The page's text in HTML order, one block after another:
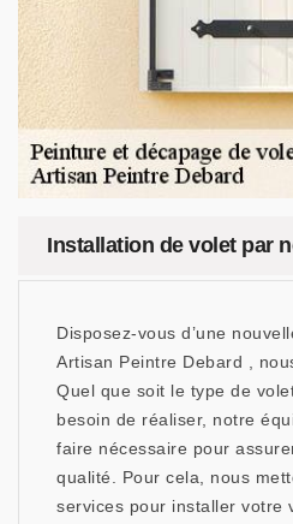
Installation de volet par
Disposez-vous d’une
Artisan Peintre Debard ,
Quel que soit le type de
besoin de réaliser, notre
faire nécessaire pour
qualité. Pour cela, nous
services pour installer votre